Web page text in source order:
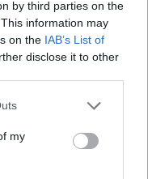
by third parties on the
information may
on the IAB’s List of
disclose it to other
one or more Google
You may click to
third-party tags to
in below Google
my